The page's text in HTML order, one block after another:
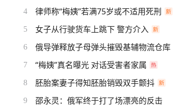
4 律师称“梅姨”若满75岁或不适用死刑
5 女子从行驶货车上跳下 警方介入
6 俄导弹释放子母弹头摧毁基辅物流仓库
7 “梅姨”真名曝光 对话受害者家属
8 胚胎案妻子得知胚胎销毁双手颤抖
9 邵永灵：俄军终于打了场漂亮的反击